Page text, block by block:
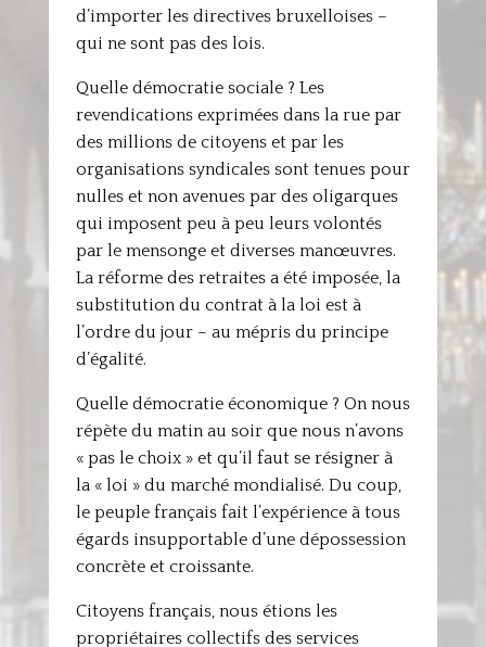
d’importer les directives bruxelloises –
qui ne sont pas des lois.
Quelle démocratie sociale ? Les
revendications exprimées dans la rue par
des millions de citoyens et par les
organisations syndicales sont tenues pour
nulles et non avenues par des oligarques
qui imposent peu à peu leurs volontés
par le mensonge et diverses manœuvres.
La réforme des retraites a été imposée, la
substitution du contrat à la loi est à
l’ordre du jour – au mépris du principe
d’égalité.
Quelle démocratie économique ? On nous
répète du matin au soir que nous n’avons
« pas le choix » et qu’il faut se résigner à
la « loi » du marché mondialisé. Du coup,
le peuple français fait l’expérience à tous
égards insupportable d’une dépossession
concrète et croissante.
Citoyens français, nous étions les
propriétaires collectifs des services